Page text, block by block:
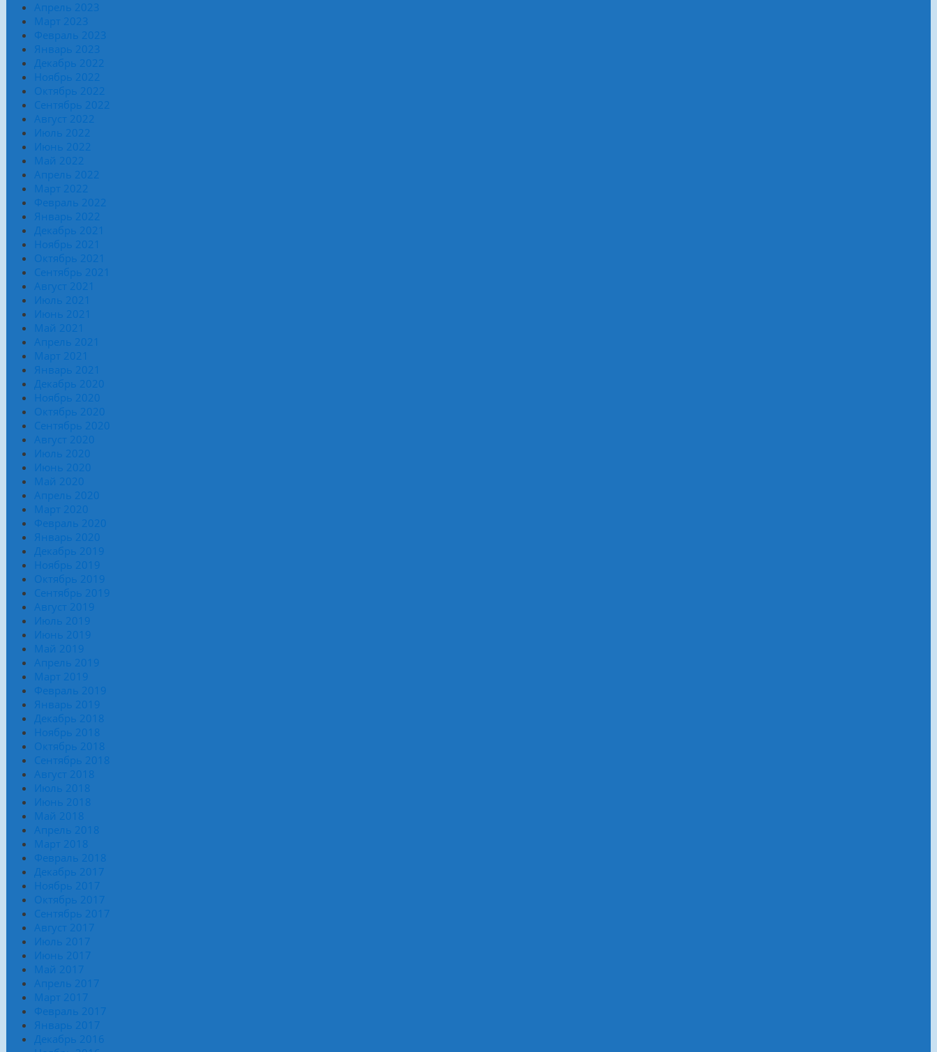
Апрель 2023
Март 2023
Февраль 2023
Январь 2023
Декабрь 2022
Ноябрь 2022
Октябрь 2022
Сентябрь 2022
Август 2022
Июль 2022
Июнь 2022
Май 2022
Апрель 2022
Март 2022
Февраль 2022
Январь 2022
Декабрь 2021
Ноябрь 2021
Октябрь 2021
Сентябрь 2021
Август 2021
Июль 2021
Июнь 2021
Май 2021
Апрель 2021
Март 2021
Январь 2021
Декабрь 2020
Ноябрь 2020
Октябрь 2020
Сентябрь 2020
Август 2020
Июль 2020
Июнь 2020
Май 2020
Апрель 2020
Март 2020
Февраль 2020
Январь 2020
Декабрь 2019
Ноябрь 2019
Октябрь 2019
Сентябрь 2019
Август 2019
Июль 2019
Июнь 2019
Май 2019
Апрель 2019
Март 2019
Февраль 2019
Январь 2019
Декабрь 2018
Ноябрь 2018
Октябрь 2018
Сентябрь 2018
Август 2018
Июль 2018
Июнь 2018
Май 2018
Апрель 2018
Март 2018
Февраль 2018
Декабрь 2017
Ноябрь 2017
Октябрь 2017
Сентябрь 2017
Август 2017
Июль 2017
Июнь 2017
Май 2017
Апрель 2017
Март 2017
Февраль 2017
Январь 2017
Декабрь 2016